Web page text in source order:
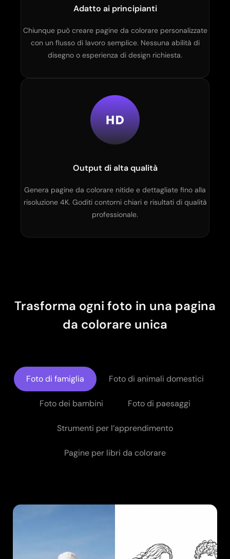
Adatto ai principianti
Chiunque può creare pagine da colorare personalizzate
con un flusso di lavoro semplice. Nessuna abilità di
disegno o esperienza di design richiesta.
Output di alta qualità
Genera pagine da colorare nitide e dettagliate fino alla
risoluzione 4K. Goditi contorni chiari e risultati di qualità
professionale.
Trasforma ogni foto in una pagina
da colorare unica
Foto di famiglia Foto di animali domestici
Foto dei bambini Foto di paesaggi
Strumenti per l’apprendimento
Pagine per libri da colorare